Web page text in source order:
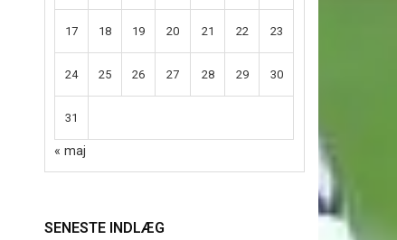
17 18 19 20 21 22 23
24 25 26 27 28 29 30
31
« maj
SENESTE INDLÆG